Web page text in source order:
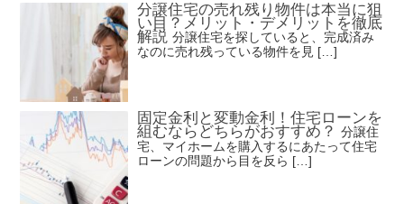
分譲住宅の売れ残り物件は本当に狙
い目？メリット・デメリットを徹底
解説 分譲住宅を探していると、完成済み
なのに売れ残っている物件を見 […]
固定金利と変動金利！住宅ローンを
組むならどちらがおすすめ？ 分譲住
宅、マイホームを購入するにあたって住宅
ローンの問題から目を反ら […]